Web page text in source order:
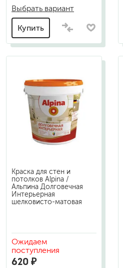
Выбрать вариант
Купить
Краска для стен и
потолков Alpina /
Альпина Долговечная
Интерьерная
шелковисто-матовая
Ожидаем
поступления
620 ₽